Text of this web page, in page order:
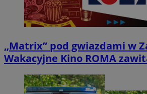
„Matrix” pod gwiazdami w
Wakacyjne Kino ROMA